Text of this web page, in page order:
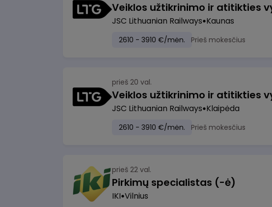
JSC Lithuanian Railways Kaunas
2610 - 3910 €/mėn. Prieš mokesčius
prieš 20 val.
JSC Lithuanian Railways Klaipėda
2610 - 3910 €/mėn. Prieš mokesčius
prieš 22 val.
Pirkimų specialistas (-ė)
IKI Vilnius